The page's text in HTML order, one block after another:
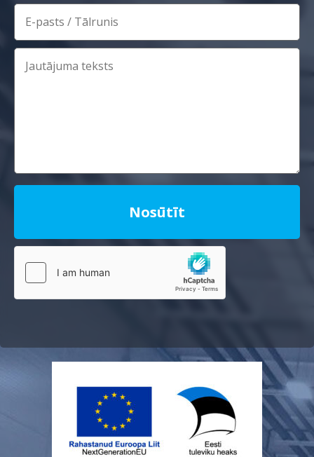
Nosūtīt